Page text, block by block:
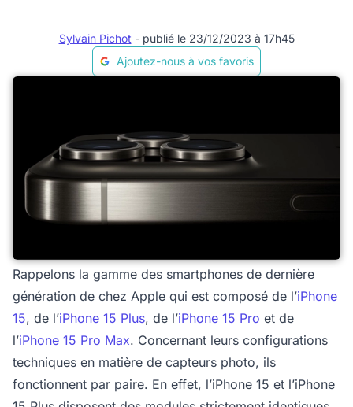
Sylvain Pichot - publié le 23/12/2023 à 17h45
Ajoutez-nous à vos favoris
Rappelons la gamme des smartphones de dernière
génération de chez Apple qui est composé de l’iPhone
15, de l’iPhone 15 Plus, de l’iPhone 15 Pro et de
l’iPhone 15 Pro Max. Concernant leurs configurations
techniques en matière de capteurs photo, ils
fonctionnent par paire. En effet, l’iPhone 15 et l’iPhone